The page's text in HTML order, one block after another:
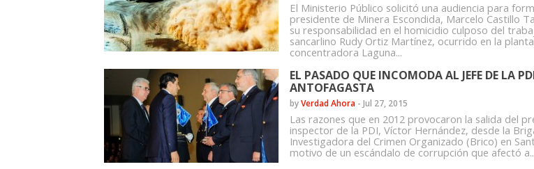
El Ministerio Público solicitó una audiencia para
presidente de Minera Escondida, Marcelo Castillo
su responsabilidad en el homicidio culposo del
sancarlino Rudy Ortiz Martínez, ocurrido en la planta
concentradora Laguna...
EL PASADO QUE INCOMODA AL JEFE DE LA
ANTOFAGASTA
byVerdad Ahora - Jul 27, 2015
Las razones que en 2012 provocaron la salida del
inspector de la PDI, Víctor Hernández, desde la
Investigadora del Crimen Organizado (Brico) en
motivo de un escándalo de corrupción que afectó